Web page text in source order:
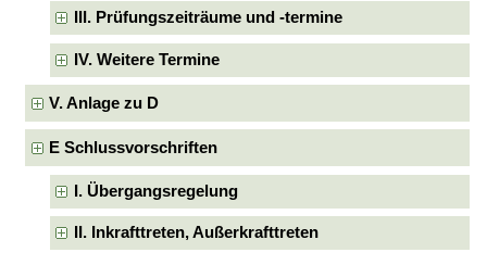
III. Prüfungszeiträume und -termine
IV. Weitere Termine
V. Anlage zu D
E Schlussvorschriften
I. Übergangsregelung
II. Inkrafttreten, Außerkrafttreten